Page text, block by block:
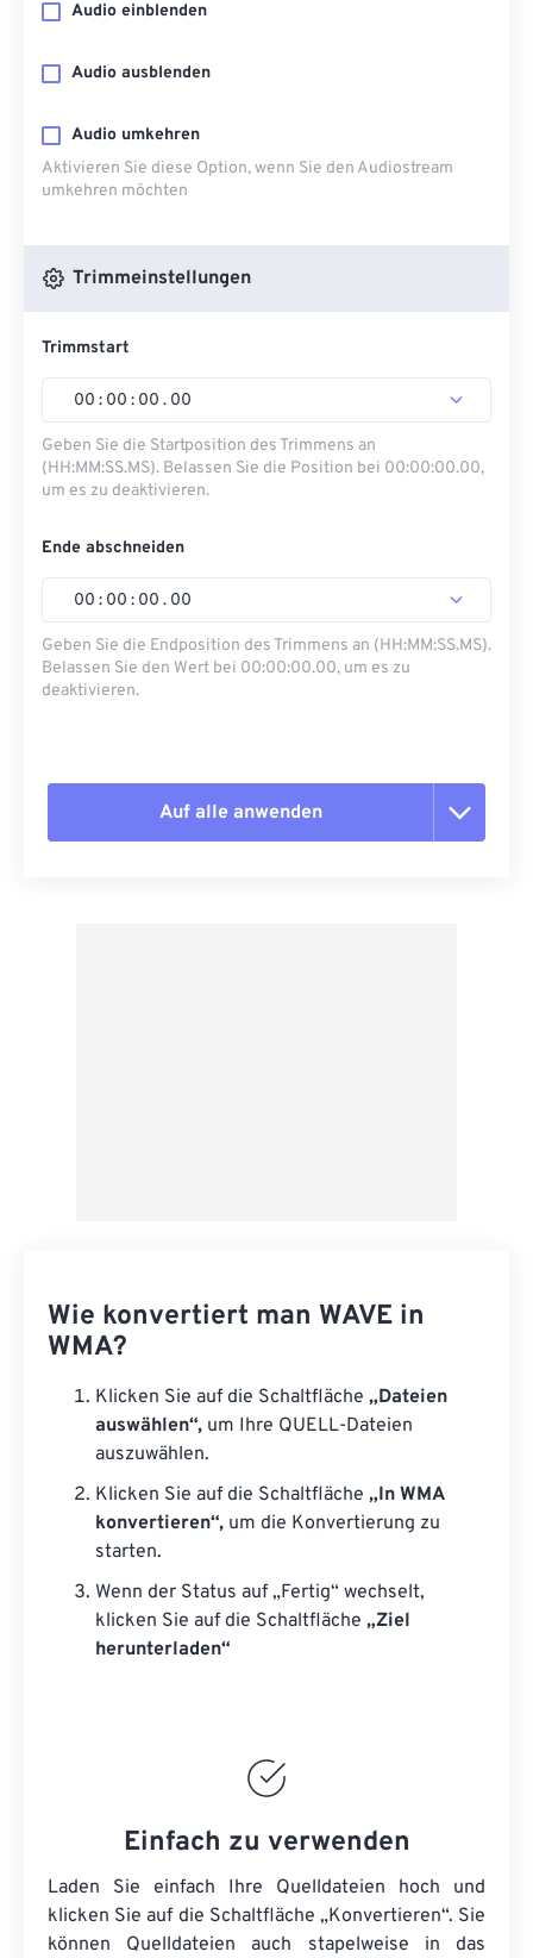
Audio einblenden
Audio ausblenden
Audio umkehren
Aktivieren Sie diese Option, wenn Sie den Audiostream
umkehren möchten
Trimmeinstellungen
Trimmstart
00 : 00 : 00 . 00
Geben Sie die Startposition des Trimmens an
(HH:MM:SS.MS). Belassen Sie die Position bei 00:00:00.00,
um es zu deaktivieren.
Ende abschneiden
00 : 00 : 00 . 00
Geben Sie die Endposition des Trimmens an (HH:MM:SS.MS).
Belassen Sie den Wert bei 00:00:00.00, um es zu
deaktivieren.
Auf alle anwenden
Wie konvertiert man WAVE in
WMA?
Klicken Sie auf die Schaltfläche „Dateien
auswählen“, um Ihre QUELL-Dateien
auszuwählen.
Klicken Sie auf die Schaltfläche „In WMA
konvertieren“, um die Konvertierung zu
starten.
Wenn der Status auf „Fertig“ wechselt,
klicken Sie auf die Schaltfläche „Ziel
herunterladen“
Einfach zu verwenden
Laden Sie einfach Ihre Quelldateien hoch und
klicken Sie auf die Schaltfläche „Konvertieren“. Sie
können Quelldateien auch stapelweise in das